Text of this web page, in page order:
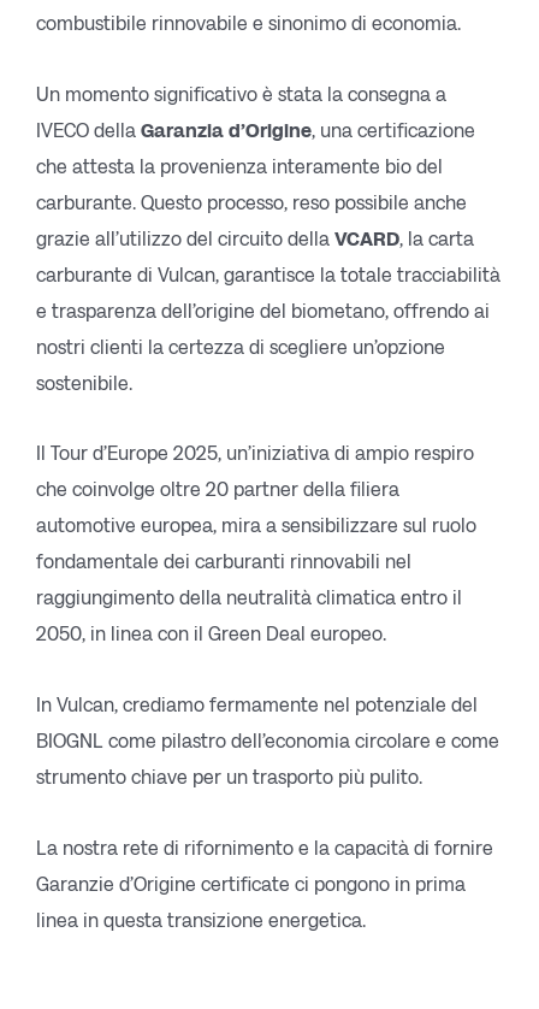
combustibile rinnovabile e sinonimo di economia.
Un momento significativo è stata la consegna a
IVECO della Garanzia d’Origine, una certificazione
che attesta la provenienza interamente bio del
carburante. Questo processo, reso possibile anche
grazie all’utilizzo del circuito della VCARD, la carta
carburante di Vulcan, garantisce la totale tracciabilità
e trasparenza dell’origine del biometano, offrendo ai
nostri clienti la certezza di scegliere un’opzione
sostenibile.
Il Tour d’Europe 2025, un’iniziativa di ampio respiro
che coinvolge oltre 20 partner della filiera
automotive europea, mira a sensibilizzare sul ruolo
fondamentale dei carburanti rinnovabili nel
raggiungimento della neutralità climatica entro il
2050, in linea con il Green Deal europeo.
In Vulcan, crediamo fermamente nel potenziale del
BIOGNL come pilastro dell’economia circolare e come
strumento chiave per un trasporto più pulito.
La nostra rete di rifornimento e la capacità di fornire
Garanzie d’Origine certificate ci pongono in prima
linea in questa transizione energetica.